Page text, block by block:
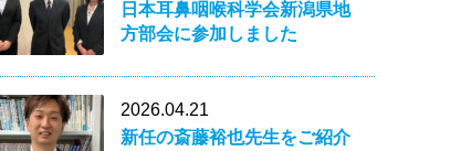
日本耳鼻咽喉科学会新潟県地
方部会に参加しました
2026.04.21
新任の斎藤裕也先生をご紹介